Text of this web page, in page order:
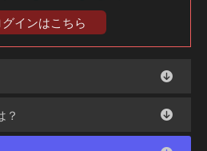
グインはこちら
？